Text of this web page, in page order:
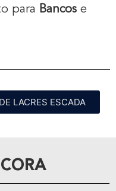
para Bancos e
LACRES ESCADA